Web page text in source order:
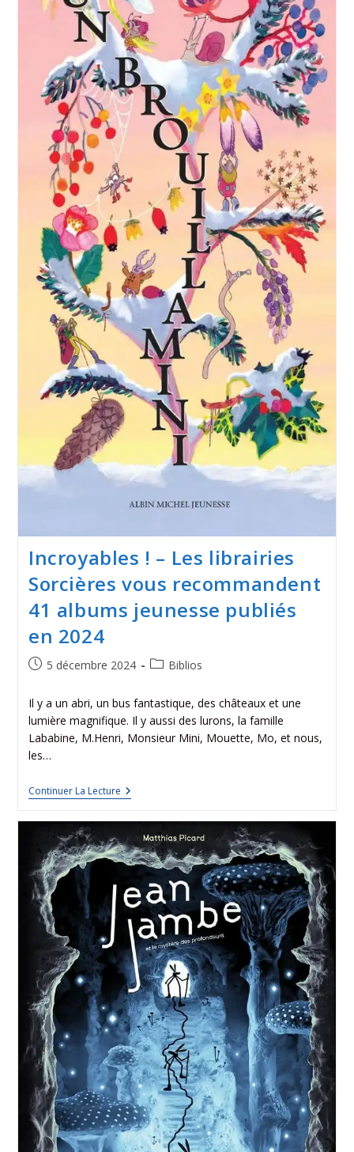
Incroyables ! – Les librairies
Sorcières vous recommandent
41 albums jeunesse publiés
en 2024
5 décembre 2024 Biblios
Il y a un abri, un bus fantastique, des châteaux et une
lumière magnifique. Il y aussi des lurons, la famille
Lababine, M.Henri, Monsieur Mini, Mouette, Mo, et nous,
les…
Continuer La Lecture